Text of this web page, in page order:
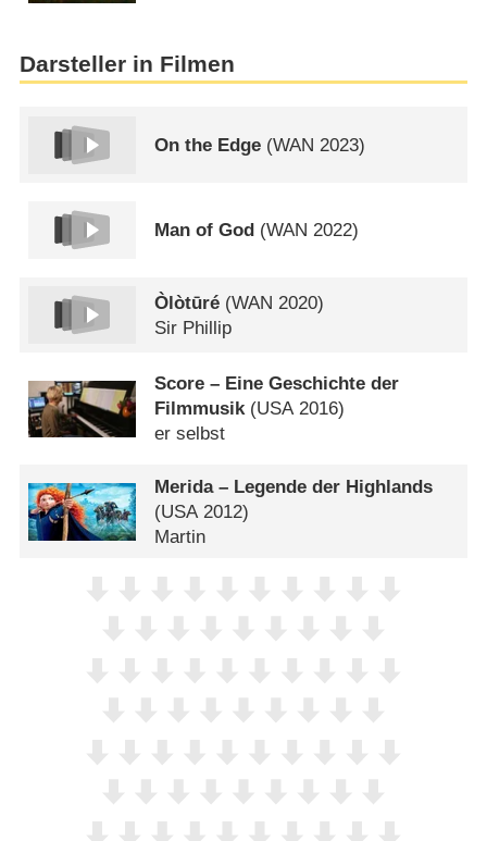
Darsteller in Filmen
On the Edge (WAN 2023)
Man of God (WAN 2022)
Òlòtūré (WAN 2020)
Sir Phillip
Score – Eine Geschichte der
Filmmusik(USA2016)
er selbst
Merida – Legende der Highlands
(USA2012)
Martin